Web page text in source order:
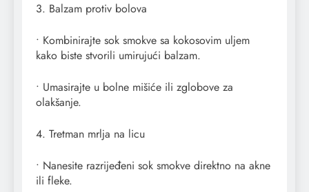
3. Balzam protiv bolova
• Kombinirajte sok smokve sa kokosovim uljem
kako biste stvorili umirujući balzam.
• Umasirajte u bolne mišiće ili zglobove za
olakšanje.
4. Tretman mrlja na licu
• Nanesite razrijeđeni sok smokve direktno na akne
ili fleke.